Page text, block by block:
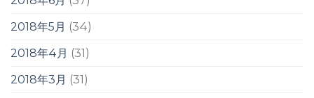
2018年5月 (34)
2018年4月 (31)
2018年3月 (31)